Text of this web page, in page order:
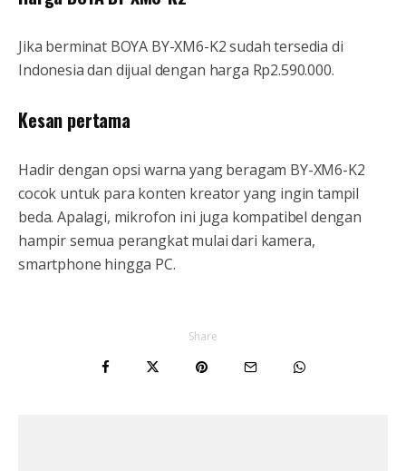
Jika berminat BOYA BY-XM6-K2 sudah tersedia di
Indonesia dan dijual dengan harga Rp2.590.000.
Kesan pertama
Hadir dengan opsi warna yang beragam BY-XM6-K2
cocok untuk para konten kreator yang ingin tampil
beda. Apalagi, mikrofon ini juga kompatibel dengan
hampir semua perangkat mulai dari kamera,
smartphone hingga PC.
Share